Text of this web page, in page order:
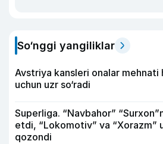
So‘nggi yangiliklar
Avstriya kansleri onalar mehnati
uchun uzr so‘radi
Superliga. “Navbahor”
etdi, “Lokomotiv” va “Xorazm”
qozondi